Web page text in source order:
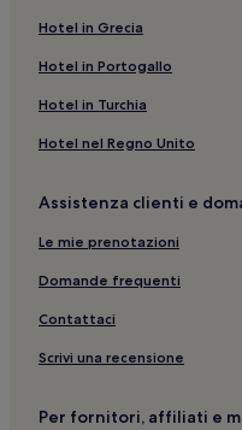
Hotel in Grecia
Hotel in Portogallo
Hotel in Turchia
Hotel nel Regno Unito
Assistenza clienti e
Le mie prenotazioni
Domande frequenti
Contattaci
Scrivi una recensione
Per fornitori, affiliati e